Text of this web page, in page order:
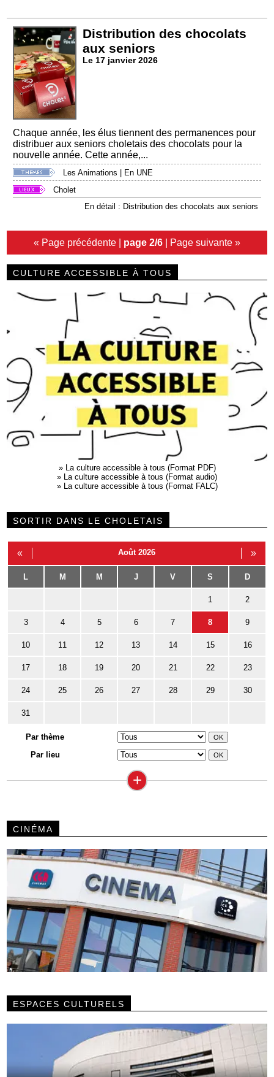
Distribution des chocolats
aux seniors
Le 17 janvier 2026
Chaque année, les élus tiennent des permanences pour
distribuer aux seniors choletais des chocolats pour la
nouvelle année. Cette année,...
Les Animations
En UNE
Cholet
En détail : Distribution des chocolats aux seniors
« Page précédente | page 2/6 | Page suivante »
CULTURE ACCESSIBLE À TOUS
» La culture accessible à tous (Format PDF)
» La culture accessible à tous (Format audio)
» La culture accessible à tous (Format FALC)
SORTIR DANS LE CHOLETAIS
« Août 2026 »
L M M J V S D
1 2
3 4 5 6 7 8 9
10 11 12 13 14 15 16
17 18 19 20 21 22 23
24 25 26 27 28 29 30
31
Par thème
Par lieu
+
CINÉMA
ESPACES CULTURELS